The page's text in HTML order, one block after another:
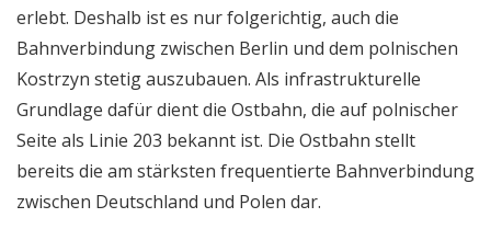
erlebt. Deshalb ist es nur folgerichtig, auch die
Bahnverbindung zwischen Berlin und dem polnischen
Kostrzyn stetig auszubauen. Als infrastrukturelle
Grundlage dafür dient die Ostbahn, die auf polnischer
Seite als Linie 203 bekannt ist. Die Ostbahn stellt
bereits die am stärksten frequentierte Bahnverbindung
zwischen Deutschland und Polen dar.